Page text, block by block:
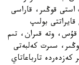
استى قوڭىر، قاراسى
بولىپ
قۇس، وتە قىران، تىم
سىرت كەلبەتى
كەزدەردە تارباعاتاي